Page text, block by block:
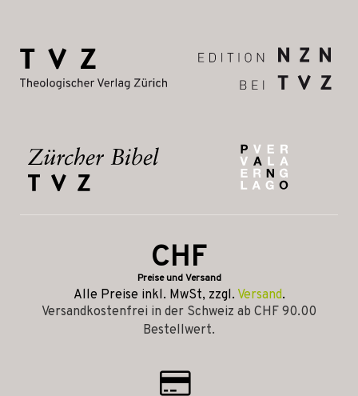
CHF
Preise und Versand
Alle Preise inkl. MwSt, zzgl. Versand.
Versandkostenfrei in der Schweiz ab CHF 90.00
Bestellwert.